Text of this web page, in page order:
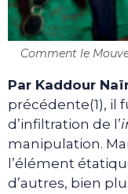
Comment le
Par Kaddour
précédente(1), il
d’infiltration de l’
manipulation.
l’élément
d’autres, bien